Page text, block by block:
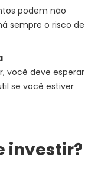
podem não
sempre o risco de
você deve esperar
se você estiver
investir?